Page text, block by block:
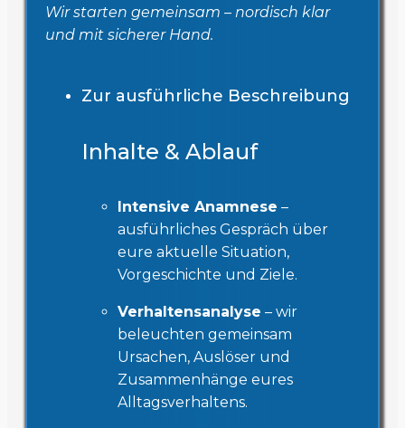
Wir starten gemeinsam – nordisch klar
und mit sicherer Hand.
Zur ausführliche Beschreibung
Inhalte & Ablauf
Intensive Anamnese –
ausführliches Gespräch über
eure aktuelle Situation,
Vorgeschichte und Ziele.
Verhaltensanalyse – wir
beleuchten gemeinsam
Ursachen, Auslöser und
Zusammenhänge eures
Alltagsverhaltens.